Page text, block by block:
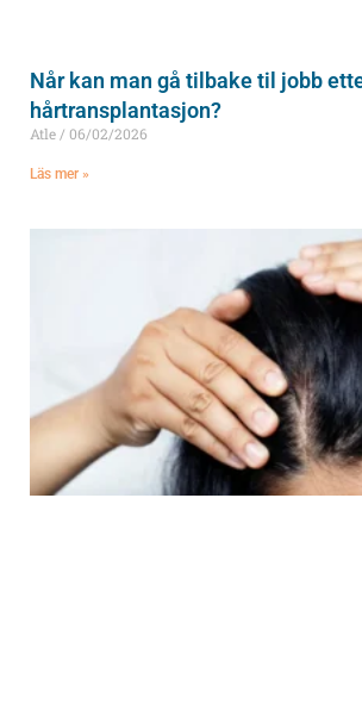
Når kan man gå tilbake til jobb
hårtransplantasjon?
Atle 06/02/2026
Läs mer »